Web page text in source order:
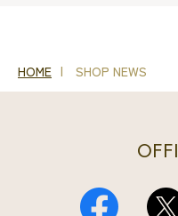
HOME SHOP NEWS